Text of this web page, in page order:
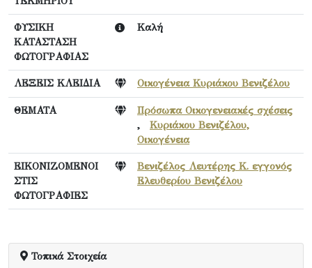
ΦΥΣΙΚΗ
ΚΑΤΑΣΤΑΣΗ
ΦΩΤΟΓΡΑΦΙΑΣ
Καλή
ΛΕΞΕΙΣ ΚΛΕΙΔΙΑ Οικογένεια Κυριάκου Βενιζέλου
ΘΕΜΑΤΑ
Πρόσωπα Οικογενειακές σχέσεις
, Κυριάκου Βενιζέλου,
Οικογένεια
ΕΙΚΟΝΙΖΟΜΕΝΟΙ
ΣΤΙΣ
ΦΩΤΟΓΡΑΦΙΕΣ
Βενιζέλος Λευτέρης Κ. εγγονός
Ελευθερίου Βενιζέλου
Τοπικά Στοιχεία